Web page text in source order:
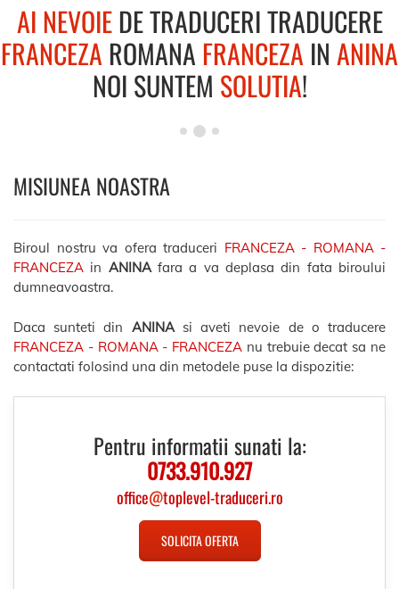
AI NEVOIEDE TRADUCERI TRADUCERE
FRANCEZA ROMANA FRANCEZA IN ANINA
NOI SUNTEM SOLUTIA!
MISIUNEA NOASTRA
Biroul nostru va ofera traduceri FRANCEZA - ROMANA -
FRANCEZA in ANINAfara a va deplasa din fata biroului
dumneavoastra.
Daca sunteti din ANINAsi aveti nevoie de o traducere
FRANCEZA - ROMANA - FRANCEZA nu trebuie decat sa ne
contactati folosind una din metodele puse la dispozitie:
Pentru informatii sunati la:
0733.910.927
office@toplevel-traduceri.ro
SOLICITA OFERTA